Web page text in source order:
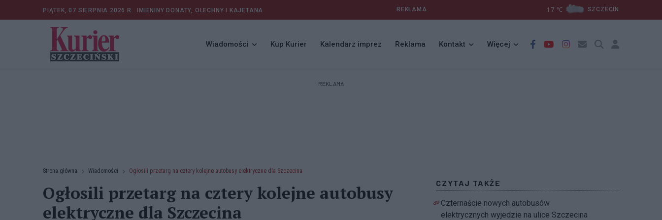
PIĄTEK, 07 SIERPNIA 2026 R. IMIENINY DONATY, OLECHNY I KAJETANA REKLAMA 17 ℃ SZCZECIN
Wiadomości Kup Kurier Kalendarz imprez Reklama Kontakt Więcej
REKLAMA
Strona główna Wiadomości Ogłosili przetarg na cztery kolejne autobusy elektryczne dla Szczecina
Ogłosili przetarg na cztery kolejne autobusy
elektryczne dla Szczecina
CZYTAJ TAKŻE
Czternaście nowych autobusów
elektrycznych wyjedzie na ulice Szczecina